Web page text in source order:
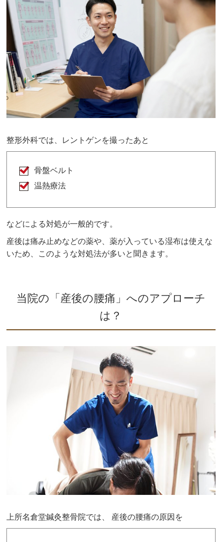
整形外科では、レントゲンを撮ったあと
骨盤ベルト
温熱療法
などによる対処が一般的です。
産後は痛み止めなどの薬や、薬が入っている湿布は使えな
いため、このような対処法が多いと聞きます。
当院の「産後の腰痛」へのアプローチ
は？
上所名倉堂鍼灸整骨院では、 産後の腰痛の原因を